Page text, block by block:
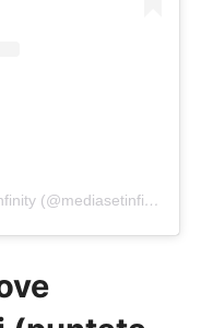
Un post condiviso da Mediaset Infinity (@mediasetinfinity)